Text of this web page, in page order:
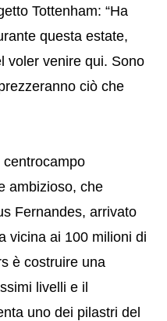
Tottenham: “Ha
questa estate,
voler venire qui. Sono
ciò che
centrocampo
ambizioso, che
Fernandes, arrivato
vicina ai 100 milioni di
è costruire una
livelli e il
uno dei pilastri del